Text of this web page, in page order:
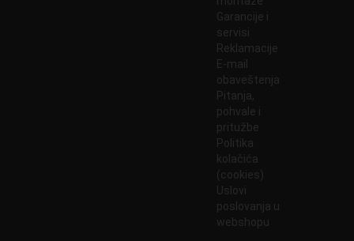
Garancije i
servisi
Reklamacije
E-mail
obaveštenja
Pitanja,
pohvale i
pritužbe
Politika
kolačića
(cookies)
Uslovi
poslovanja u
webshopu